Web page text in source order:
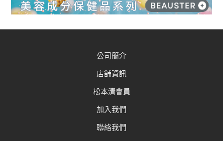
公司簡介
店舖資訊
松本清會員
加入我們
聯絡我們